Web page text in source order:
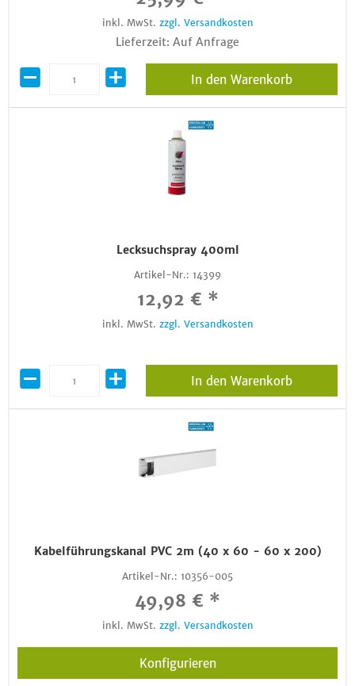
inkl. MwSt. zzgl. Versandkosten
Lieferzeit: Auf Anfrage
In den Warenkorb
Lecksuchspray 400ml
Artikel-Nr.: 14399
12,92 € *
inkl. MwSt. zzgl. Versandkosten
In den Warenkorb
Kabelführungskanal PVC 2m (40 x 60 - 60 x 200)
Artikel-Nr.: 10356-005
49,98 € *
inkl. MwSt. zzgl. Versandkosten
Konfigurieren